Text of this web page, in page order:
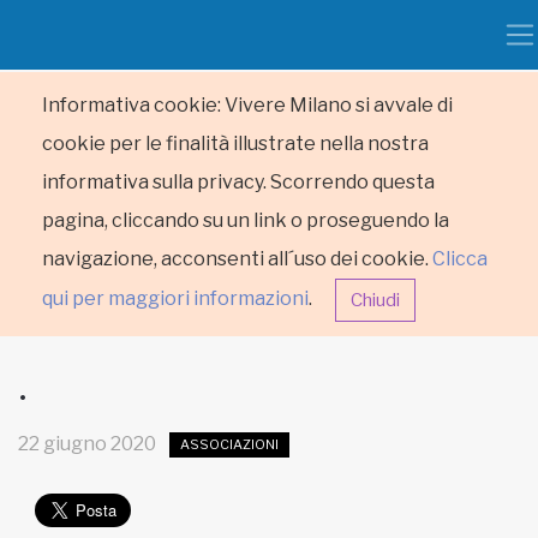
Informativa cookie: Vivere Milano si avvale di
cookie per le finalità illustrate nella nostra
informativa sulla privacy. Scorrendo questa
pagina, cliccando su un link o proseguendo la
navigazione, acconsenti all´uso dei cookie. Clicca
qui per maggiori informazioni. Chiudi
.
22 giugno 2020 ASSOCIAZIONI